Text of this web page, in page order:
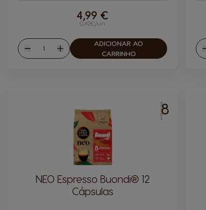
0,42€/un
4,99 €
Reduzir
Quantidade
Aumentar
ADICIONAR AO
CARRINHO
INTENSIDADE8
NEO Espresso Buondi® 12
Cápsulas